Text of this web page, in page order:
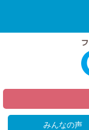
みんなの声